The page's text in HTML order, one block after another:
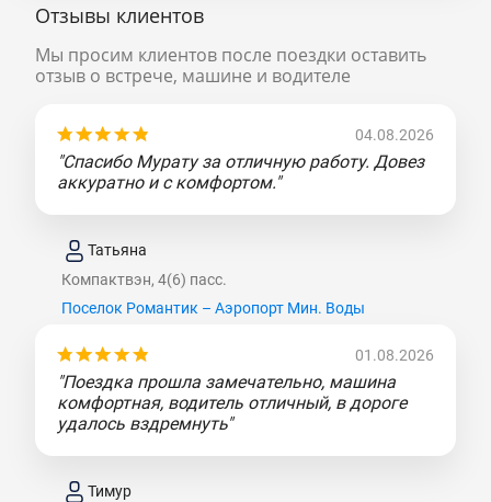
Отзывы клиентов
Мы просим клиентов после поездки оставить
отзыв о встрече, машине и водителе
04.08.2026
"Спасибо Мурату за отличную работу. Довез
аккуратно и с комфортом."
Татьяна
Компактвэн, 4(6) пасс.
Поселок Романтик – Аэропорт Мин. Воды
01.08.2026
"Поездка прошла замечательно, машина
комфортная, водитель отличный, в дороге
удалось вздремнуть"
Тимур